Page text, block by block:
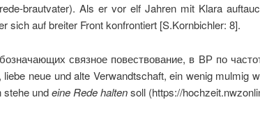
brautvater). Als er vor elf Jahren mit Klara
sich auf breiter Front konfrontiert [S.Kornbichler: 8].
связное повествование, в ВР по
neue und alte Verwandtschaft, ein wenig
stehe undeine Rede haltensoll (https://